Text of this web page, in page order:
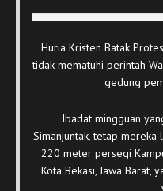
Huria Kristen Batak
tidak mematuhi perintah
gedung
Ibadat mingguan
Simanjuntak, tetap mereka
220 meter persegi
Kota Bekasi, Jawa Barat,